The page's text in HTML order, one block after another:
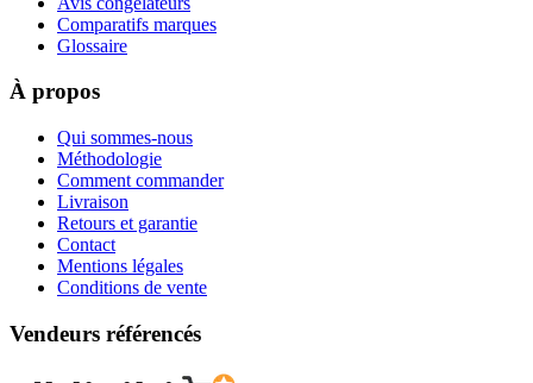
Comparatifs marques
Glossaire
À propos
Qui sommes-nous
Méthodologie
Comment commander
Livraison
Retours et garantie
Contact
Mentions légales
Conditions de vente
Vendeurs référencés